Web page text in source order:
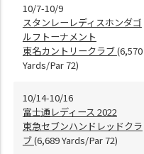
10/7-10/9
スタンレーレディスホンダゴ
ルフトーナメント
東名カントリークラブ(6,570
Yards/Par 72)
10/14-10/16
富士通レディース 2022
東急セブンハンドレッドクラ
ブ(6,689 Yards/Par 72)